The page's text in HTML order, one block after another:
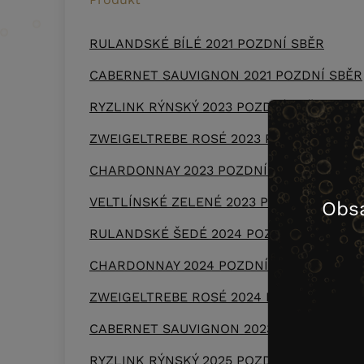
RULANDSKÉ BÍLÉ 2021 POZDNÍ SBĚR
CABERNET SAUVIGNON 2021 POZDNÍ SBĚR
RYZLINK RÝNSKÝ 2023 POZDNÍ SBĚR
ZWEIGELTREBE ROSÉ 2023 POZDNÍ SBĚR
CHARDONNAY 2023 POZDNÍ SBĚR
VELTLÍNSKÉ ZELENÉ 2023 POZDNÍ SBĚR
RULANDSKÉ ŠEDÉ 2024 POZDNÍ SBĚR
CHARDONNAY 2024 POZDNÍ SBĚR
ZWEIGELTREBE ROSÉ 2024 POZDNÍ SBĚR
CABERNET SAUVIGNON 2023 POZDNÍ SBĚR
RYZLINK RÝNSKÝ 2025 POZDNÍ SBĚR